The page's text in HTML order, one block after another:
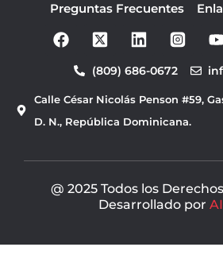
Preguntas Frecuentes
F
a
b
o
o
t
(809) 686-0672
Calle César Nicolás Penson #59,
D. N., República Dominicana.
@ 2025 Todos los
Desarrollado por